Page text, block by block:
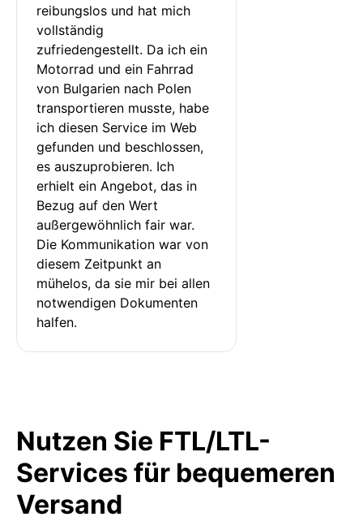
reibungslos und hat mich
vollständig
zufriedengestellt. Da ich ein
Motorrad und ein Fahrrad
von Bulgarien nach Polen
transportieren musste, habe
ich diesen Service im Web
gefunden und beschlossen,
es auszuprobieren. Ich
erhielt ein Angebot, das in
Bezug auf den Wert
außergewöhnlich fair war.
Die Kommunikation war von
diesem Zeitpunkt an
mühelos, da sie mir bei allen
notwendigen Dokumenten
halfen.
Nutzen Sie FTL/LTL-
Services für bequemeren
Versand